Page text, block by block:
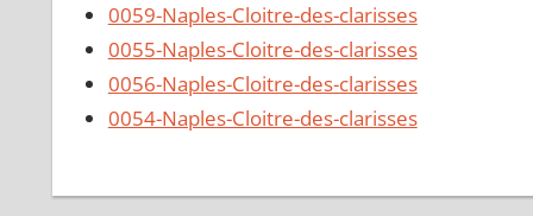
0059-Naples-Cloitre-des-clarisses
0055-Naples-Cloitre-des-clarisses
0056-Naples-Cloitre-des-clarisses
0054-Naples-Cloitre-des-clarisses